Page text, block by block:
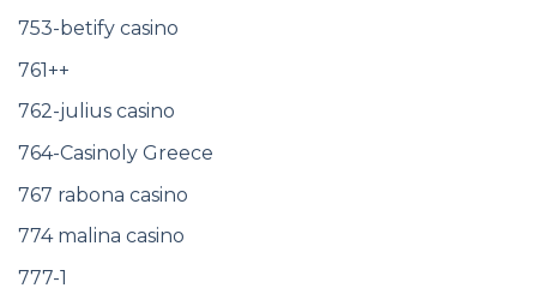
753-betify casino
761++
762-julius casino
764-Casinoly Greece
767 rabona casino
774 malina casino
777-1